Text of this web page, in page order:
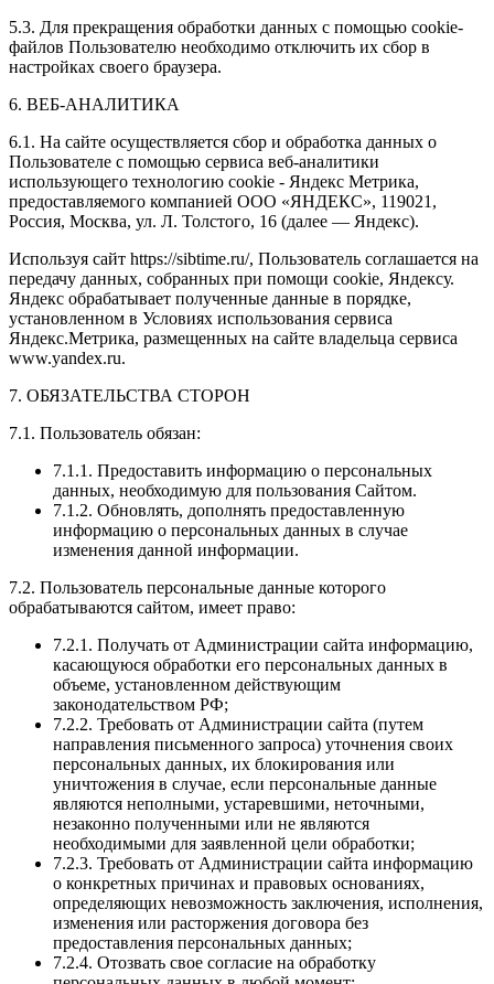
5.3. Для прекращения обработки данных с помощью cookie-
файлов Пользователю необходимо отключить их сбор в
настройках своего браузера.
6. ВЕБ-АНАЛИТИКА
6.1. На сайте осуществляется сбор и обработка данных о
Пользователе с помощью сервиса веб-аналитики
использующего технологию cookie - Яндекс Метрика,
предоставляемого компанией ООО «ЯНДЕКС», 119021,
Россия, Москва, ул. Л. Толстого, 16 (далее — Яндекс).
Используя сайт https://sibtime.ru/, Пользователь соглашается на
передачу данных, собранных при помощи cookie, Яндексу.
Яндекс обрабатывает полученные данные в порядке,
установленном в Условиях использования сервиса
Яндекс.Метрика, размещенных на сайте владельца сервиса
www.yandex.ru.
7. ОБЯЗАТЕЛЬСТВА СТОРОН
7.1. Пользователь обязан:
7.1.1. Предоставить информацию о персональных
данных, необходимую для пользования Сайтом.
7.1.2. Обновлять, дополнять предоставленную
информацию о персональных данных в случае
изменения данной информации.
7.2. Пользователь персональные данные которого
обрабатываются сайтом, имеет право:
7.2.1. Получать от Администрации сайта информацию,
касающуюся обработки его персональных данных в
объеме, установленном действующим
законодательством РФ;
7.2.2. Требовать от Администрации сайта (путем
направления письменного запроса) уточнения своих
персональных данных, их блокирования или
уничтожения в случае, если персональные данные
являются неполными, устаревшими, неточными,
незаконно полученными или не являются
необходимыми для заявленной цели обработки;
7.2.3. Требовать от Администрации сайта информацию
о конкретных причинах и правовых основаниях,
определяющих невозможность заключения, исполнения,
изменения или расторжения договора без
предоставления персональных данных;
7.2.4. Отозвать свое согласие на обработку